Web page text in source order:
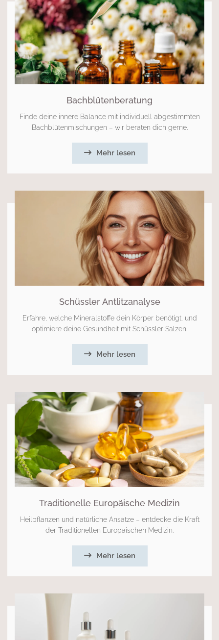
Bachblütenberatung
Finde deine innere Balance mit individuell abgestimmten
Bachblütenmischungen – wir beraten dich gerne.
Mehr lesen
Schüssler Antlitzanalyse
Erfahre, welche Mineralstoffe dein Körper benötigt, und
optimiere deine Gesundheit mit Schüssler Salzen.
Mehr lesen
Traditionelle Europäische Medizin
Heilpflanzen und natürliche Ansätze – entdecke die Kraft
der Traditionellen Europäischen Medizin.
Mehr lesen